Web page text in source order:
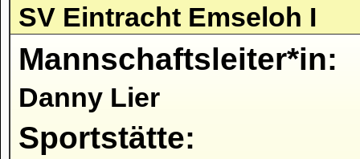
SV Eintracht Emseloh I
Mannschaftsleiter*in:
Danny Lier
Sportstätte: